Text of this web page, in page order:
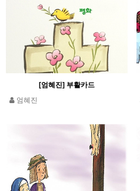
[엄혜진] 부활카드
엄혜진